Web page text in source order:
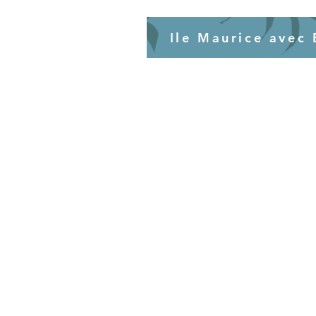
Ile Maurice avec